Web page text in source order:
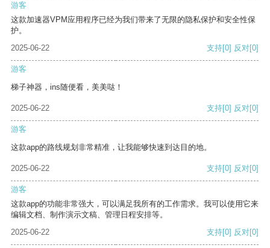
游客
这款加速器VPM应用程序已经为我们带来了无限的隐私保护和安全性保
护。
2025-06-22
支持[0] 反对[0]
游客
梯子神器，ins随便看，美美哒！
2025-06-22 支持[0] 反对[0]
游客
这款app的路线规划非常精准，让我能够快速到达目的地。
2025-06-22 支持[0] 反对[0]
游客
这款app的功能非常强大，可以满足我所有的工作需求。我可以使用它来
编辑文档、制作演示文稿、管理日程安排等。
2025-06-22
支持[0] 反对[0]